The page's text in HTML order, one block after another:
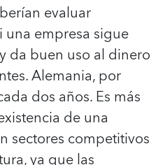
evaluar
empresa sigue
da buen uso al dinero
Alemania, por
dos años. Es más
de una
sectores competitivos
ya que las